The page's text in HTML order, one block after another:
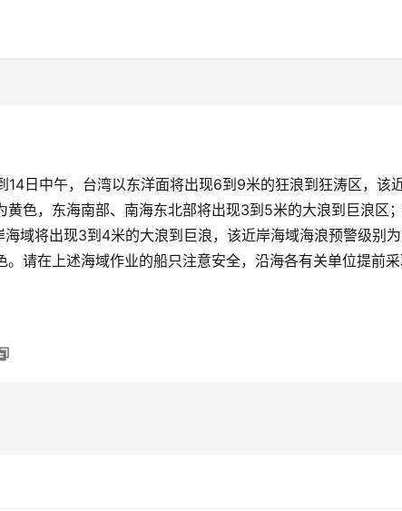
日中午，台湾以东洋面将出现6到9米的狂浪到狂涛区，该
色，东海南部、南海东北部将出现3到5米的大浪到巨浪区
域将出现3到4米的大浪到巨浪，该近岸海域海浪预警级别
请在上述海域作业的船只注意安全，沿海各有关单位提前